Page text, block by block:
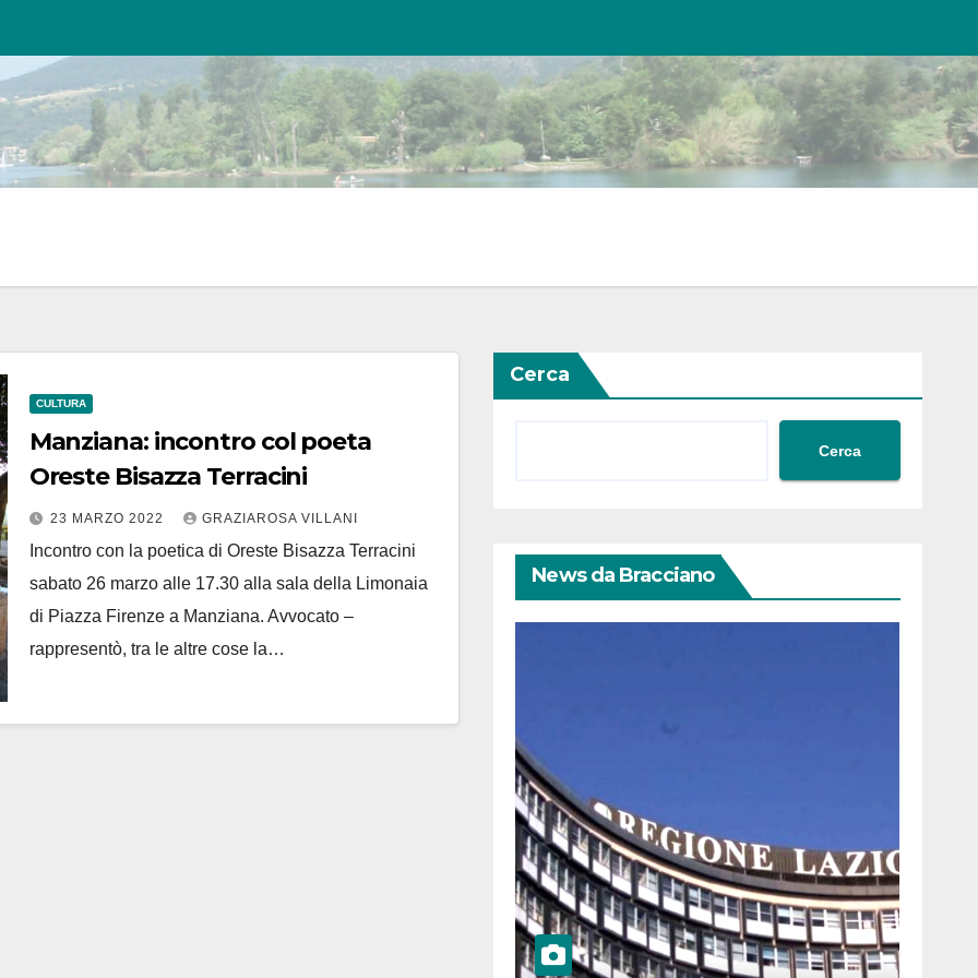
CULTURA
Manziana: incontro col poeta
Oreste Bisazza Terracini
23 MARZO 2022 GRAZIAROSA VILLANI
Incontro con la poetica di Oreste Bisazza Terracini
sabato 26 marzo alle 17.30 alla sala della Limonaia
di Piazza Firenze a Manziana. Avvocato –
rappresentò, tra le altre cose la…
Cerca
Cerca
News da Bracciano